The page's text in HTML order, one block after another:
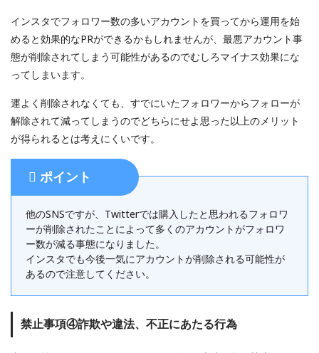
インスタでフォロワー数の多いアカウントを買ってから運用を始
めると効果的なPRができるかもしれませんが、最悪アカウント事
態が削除されてしまう可能性があるのでむしろマイナス効果にな
ってしまいます。
運よく削除されなくても、すでにいたフォロワーからフォローが
解除されて減ってしまうのでどちらにせよ思った以上のメリット
が得られるとは考えにくいです。
ポイント
他のSNSですが、Twitterでは購入したと思われるフォロワ
ーが削除されたことによって多くのアカウントがフォロワ
ー数が減る事態になりました。
インスタでも今後一気にアカウントが削除される可能性が
あるので注意してください。
禁止事項④詐欺や違法、不正にあたる行為